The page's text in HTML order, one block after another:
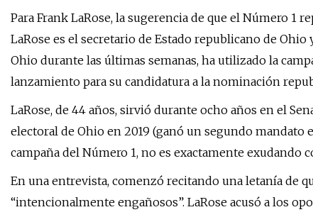
Para Frank LaRose, la sugerencia de que el Número 1
LaRose es el secretario de Estado republicano de
Ohio durante las últimas semanas, ha utilizado la
lanzamiento para su candidatura a la nominación
LaRose, de 44 años, sirvió durante ocho años en el
electoral de Ohio en 2019 (ganó un segundo mandato
campaña del Número 1, no es exactamente exudando
En una entrevista, comenzó recitando una letanía de
“intencionalmente engañosos”. LaRose acusó a los